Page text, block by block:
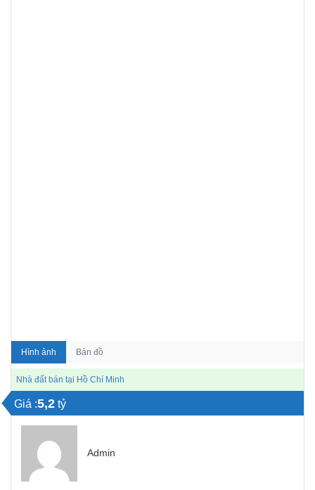
Hình ảnh Bản đồ
Nhà đất bán tại Hồ Chí Minh
Giá :5,2 tỷ
Admin